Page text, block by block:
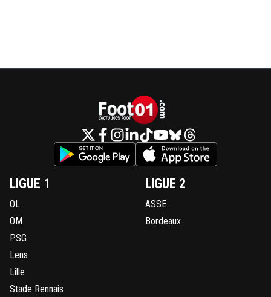
LIGUE 1
OL
OM
PSG
Lens
Lille
Stade Rennais
LIGUE 2
ASSE
Bordeaux